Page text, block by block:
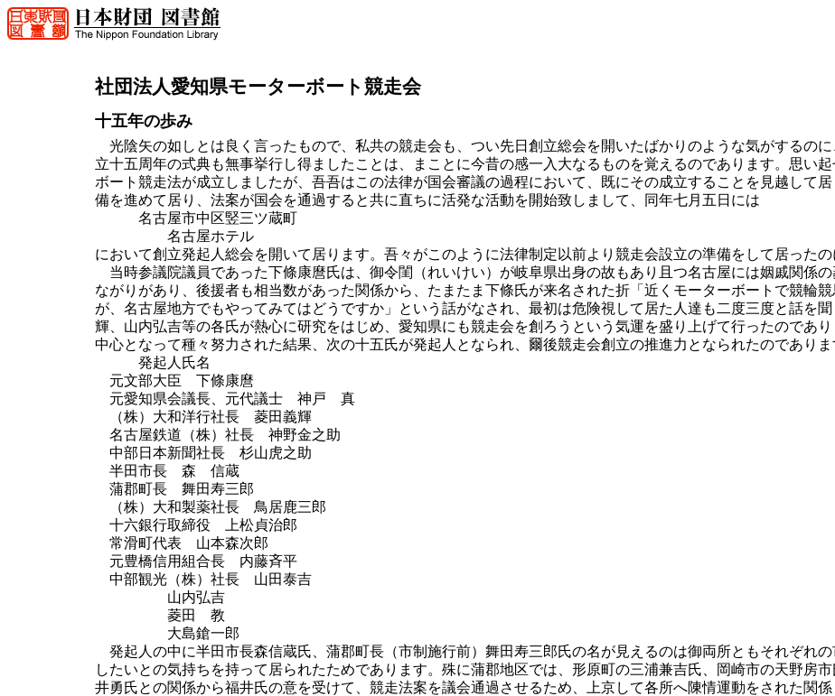
社団法人愛知県モーターボート競走会
十五年の歩み
光陰矢の如しとは良く言ったもので、私共の競走会も、つい先日創立総会を開いたばかりのような気がするの
立十五周年の式典も無事挙行し得ましたことは、まことに今昔の感一入大なるものを覚えるのであります。思い
ボート競走法が成立しましたが、吾吾はこの法律が国会審議の過程において、既にその成立することを見越して
備を進めて居り、法案が国会を通過すると共に直ちに活発な活動を開始致しまして、同年七月五日には
名古屋市中区竪三ツ蔵町
名古屋ホテル
において創立発起人総会を開いて居ります。吾々がこのように法律制定以前より競走会設立の準備をして居ったの
当時参議院議員であった下條康麿氏は、御令閨（れいけい）が岐阜県出身の故もあり且つ名古屋には姻戚関係
ながりがあり、後援者も相当数があった関係から、たまたま下條氏が来名された折「近くモーターボートで競輪
が、名古屋地方でもやってみてはどうですか」という話がなされ、最初は危険視して居た人達も二度三度と話を
輝、山内弘吉等の各氏が熱心に研究をはじめ、愛知県にも競走会を創ろうという気運を盛り上げて行ったのであ
中心となって種々努力された結果、次の十五氏が発起人となられ、爾後競走会創立の推進力となられたのでありま
発起人氏名
元文部大臣 下條康麿
元愛知県会議長、元代議士 神戸 真
（株）大和洋行社長 菱田義輝
名古屋鉄道（株）社長 神野金之助
中部日本新聞社長 杉山虎之助
半田市長 森 信蔵
蒲郡町長 舞田寿三郎
（株）大和製薬社長 鳥居鹿三郎
十六銀行取締役 上松貞治郎
常滑町代表 山本森次郎
元豊橋信用組合長 内藤斉平
中部観光（株）社長 山田泰吉
山内弘吉
菱田 教
大島鎗一郎
発起人の中に半田市長森信蔵氏、蒲郡町長（市制施行前）舞田寿三郎氏の名が見えるのは御両所ともそれぞれ
したいとの気持ちを持って居られたためであります。殊に蒲郡地区では、形原町の三浦兼吉氏、岡崎市の天野房
井勇氏との関係から福井氏の意を受けて、競走法案を議会通過させるため、上京して各所へ陳情運動をされた関